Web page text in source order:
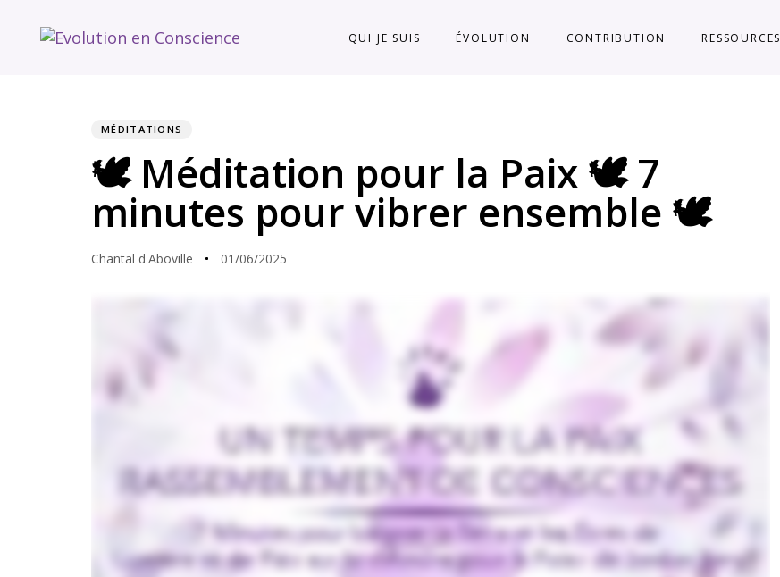
to
QUI JE SUIS ÉVOLUTION CONTRIBUTION RESSOURCES
PUBLISHED
IN:
MÉDITATIONS
🕊️ Méditation pour la Paix 🕊️ 7
minutes pour vibrer ensemble 🕊️
Author
Chantal d'Aboville
Published
on:
01/06/2025